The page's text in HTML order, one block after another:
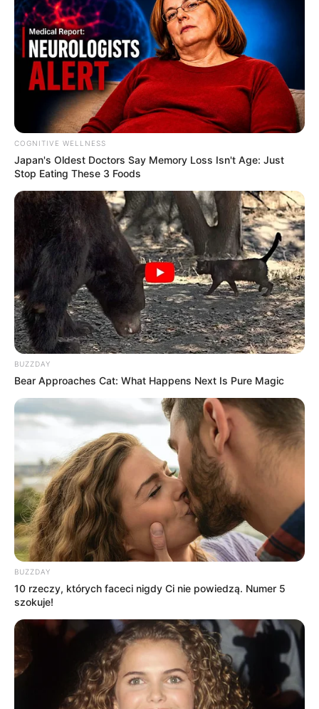
COGNITIVE WELLNESS
Japan's Oldest Doctors Say Me​mory Lo​ss Isn't Age: Just
Stop Eating These 3 Foods
BUZZDAY
Bear Approaches Cat: What Happens Next Is Pure Magic
BUZZDAY
10 rzeczy, których faceci nigdy Ci nie powiedzą. Numer 5
szokuje!